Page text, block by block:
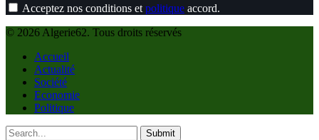
Acceptez nos conditions et politique accord.
© 2026 Algerie62. Tous droits réservés
Accueil
Actualité
Société
Economie
Politique
Submit